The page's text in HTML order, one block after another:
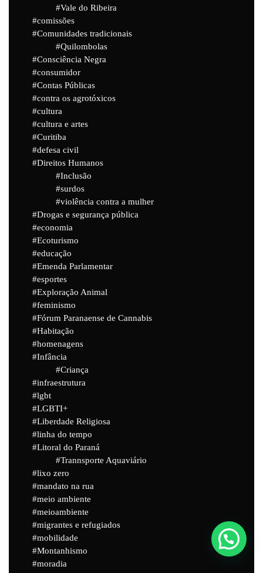
Vale do Ribeira
comissões
Comunidades tradicionais
Quilombolas
Consciência Negra
consumidor
Contas Públicas
contra os agrotóxicos
cultura
cultura e artes
Curitiba
defesa civil
Direitos Humanos
Inclusão
surdos
violência contra a mulher
Drogas e segurança pública
economia
Ecoturismo
educação
Emenda Parlamentar
esportes
Exploração Animal
feminismo
Fórum Paranaense de Cannabis
Habitação
homenagens
Infância
Criança
infraestrutura
lgbt
LGBTI+
Liberdade Religiosa
linha do tempo
Litoral do Paraná
Trannsporte Aquaviário
lixo zero
mandato na rua
meio ambiente
meioambiente
migrantes e refugiados
mobilidade
Montanhismo
moradia
Powered byJoinchat